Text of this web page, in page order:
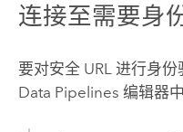
连接至需要身
要对安全 URL 进行身
Data Pipelines 编辑器